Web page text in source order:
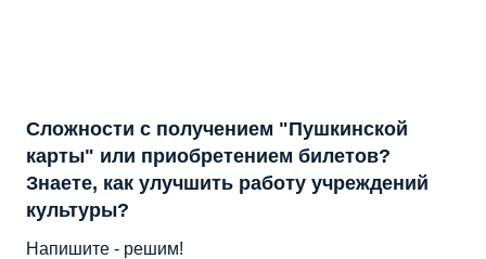
Сложности с получением "Пушкинской
карты" или приобретением билетов?
Знаете, как улучшить работу учреждений
культуры?
Напишите - решим!